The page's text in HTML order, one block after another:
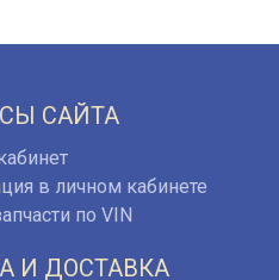
САЙТА
в личном кабинете
по VIN
И ДОСТАВКА